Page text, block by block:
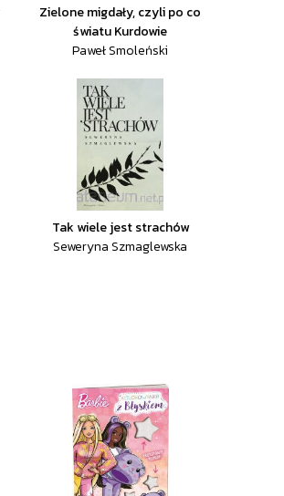
Zielone migdały, czyli po co
światu Kurdowie
Paweł Smoleński
Tak wiele jest strachów
Seweryna Szmaglewska